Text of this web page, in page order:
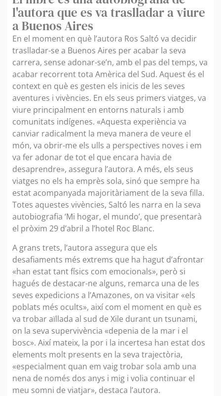
l'autora que es va traslladar a viure
a Buenos Aires
En el moment en què l’autora Ros Saltó va decidir
traslladar-se a Buenos Aires per acabar la seva
carrera, sense adonar-se’n, amb el pas del temps, va
acabar recorrent tota Amèrica del Sud. Aquest és el
context en què es gesten els inicis de les seves
aventures i vivències. En els seus primers viatges, va
viure principalment en entorns naturals i amb
comunitats indígenes. «Aquesta experiència va
canviar radicalment la meva manera de veure el
món, va obrir-me els ulls a perspectives noves i em
va fer adonar de tot el que encara havia de
desaprendre», assegura l’autora. A més, els seus
viatges no els ha emprès sola, sinó que sempre ha
estat acompanyada majoritàriament de la seva filla.
Totes aquestes vivències, Saltó les narra en la seva
autobiografia ‘Mi hogar, el mundo’, que presentarà
el pròxim 29 d’abril a l’hotel Roc Blanc.
A grans trets, l’autora assegura que els
desafiaments més extrems que ha hagut d’afrontar
«han estat tant físics com emocionals», però si
hagués de destacar-ne alguns, remarca una de les
seves expedicions a l’Amazones, on va visitar «els
poblats més ocults», així com el moment en què es
va trobar aïllada al sud de Xile durant un tsunami,
on la seva supervivència «depenia de la mar i el
bosc». Així mateix, la por i la incertesa han estat dos
elements molt presents en la seva trajectòria,
«especialment quan em vaig trobar sola amb una
nena de només dos anys i mig i volia continuar el
meu somni de viatjar», destaca l’autora.